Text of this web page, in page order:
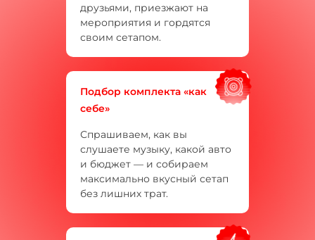
друзьями, приезжают на
мероприятия и гордятся
своим сетапом.
Подбор комплекта «как
себе»
Спрашиваем, как вы
слушаете музыку, какой авто
и бюджет — и собираем
максимально вкусный сетап
без лишних трат.